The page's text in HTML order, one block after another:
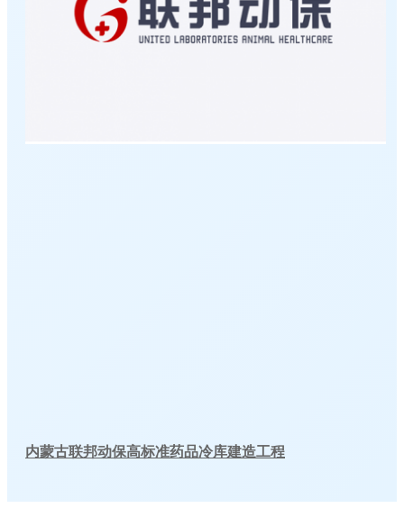
内蒙古联邦动保高标准药品冷库建造工程